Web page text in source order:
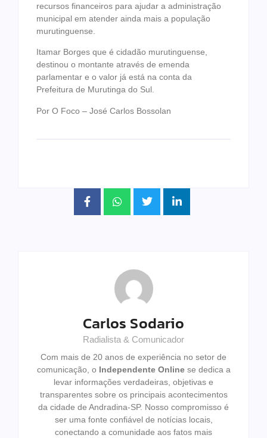
recursos financeiros para ajudar a administração
municipal em atender ainda mais a população
murutinguense.
Itamar Borges que é cidadão murutinguense,
destinou o montante através de emenda
parlamentar e o valor já está na conta da
Prefeitura de Murutinga do Sul.
Por O Foco – José Carlos Bossolan
Carlos Sodario
Radialista & Comunicador
Com mais de 20 anos de experiência no setor de
comunicação, o Independente Onlinese dedica a
levar informações verdadeiras, objetivas e
transparentes sobre os principais acontecimentos
da cidade de Andradina-SP. Nosso compromisso é
ser uma fonte confiável de notícias locais,
conectando a comunidade aos fatos mais